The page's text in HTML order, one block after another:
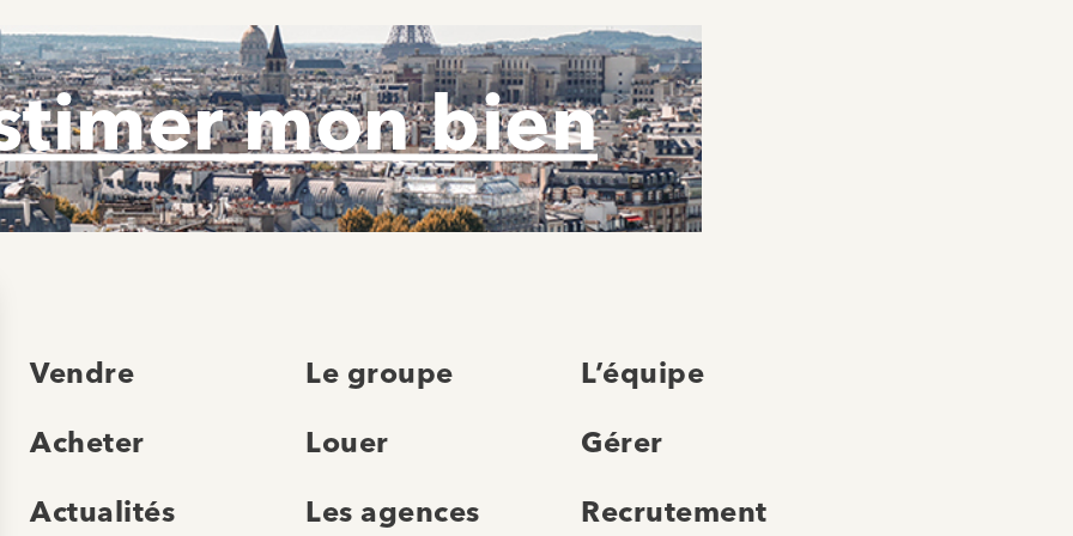
mon bien
Vendre Le groupe L’équipe
Acheter Louer Gérer
Actualités Les agences Recrutement